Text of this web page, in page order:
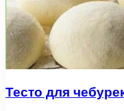
Тесто для